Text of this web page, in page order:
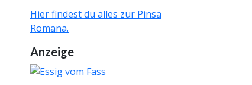
Hier findest du alles zur Pinsa
Romana.
Anzeige